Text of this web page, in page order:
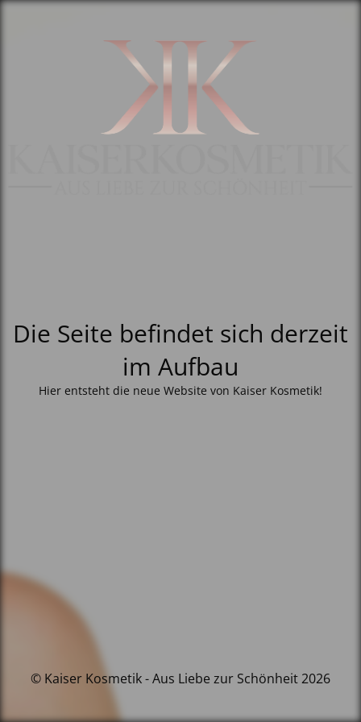
Die Seite befindet sich derzeit
im Aufbau
Hier entsteht die neue Website von Kaiser Kosmetik!
© Kaiser Kosmetik - Aus Liebe zur Schönheit 2026